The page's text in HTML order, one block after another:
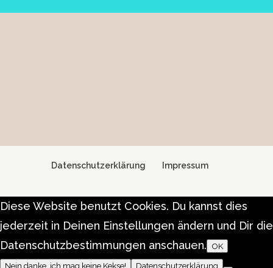
Datenschutzerklärung Impressum
Diese Website benutzt Cookies. Du kannst dies
jederzeit in Deinen Einstellungen ändern und Dir die
Datenschutzbestimmungen anschauen.
OK
Nein danke, ich mag keine Kekse!
Datenschutzerklärung